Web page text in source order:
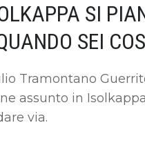
SI
SEI
Tramontano
assunto in
via.